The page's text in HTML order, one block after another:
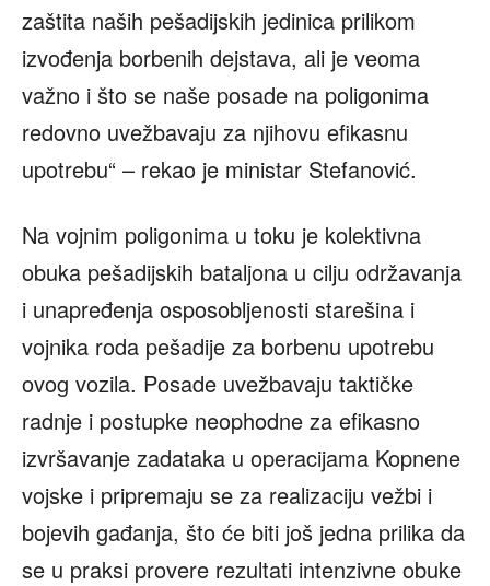
zaštita naših pešadijskih jedinica prilikom
izvođenja borbenih dejstava, ali je veoma
važno i što se naše posade na poligonima
redovno uvežbavaju za njihovu efikasnu
upotrebu“ – rekao je ministar Stefanović.
Na vojnim poligonima u toku je kolektivna
obuka pešadijskih bataljona u cilju održavanja
i unapređenja osposobljenosti starešina i
vojnika roda pešadije za borbenu upotrebu
ovog vozila. Posade uvežbavaju taktičke
radnje i postupke neophodne za efikasno
izvršavanje zadataka u operacijama Kopnene
vojske i pripremaju se za realizaciju vežbi i
bojevih gađanja, što će biti još jedna prilika da
se u praksi provere rezultati intenzivne obuke